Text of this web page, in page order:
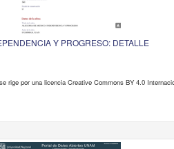
Y PROGRESO: DETALLE
rige por una licencia Creative Commons BY 4.0